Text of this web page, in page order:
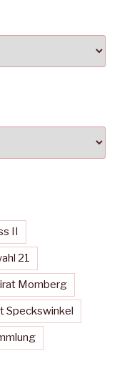
II
21
Momberg
Speckswinkel